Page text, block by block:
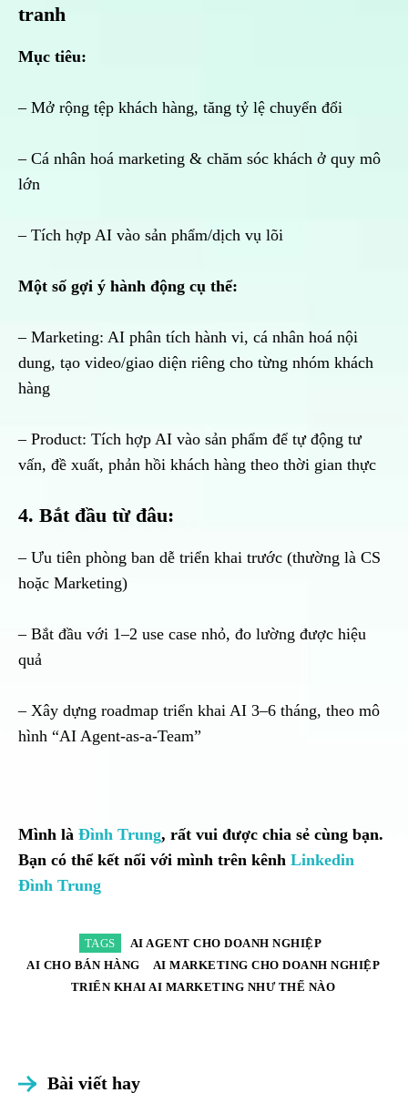
tranh
Mục tiêu:
– Mở rộng tệp khách hàng, tăng tỷ lệ chuyển đổi
– Cá nhân hoá marketing & chăm sóc khách ở quy mô
lớn
– Tích hợp AI vào sản phẩm/dịch vụ lõi
Một số gợi ý hành động cụ thể:
– Marketing: AI phân tích hành vi, cá nhân hoá nội
dung, tạo video/giao diện riêng cho từng nhóm khách
hàng
– Product: Tích hợp AI vào sản phẩm để tự động tư
vấn, đề xuất, phản hồi khách hàng theo thời gian thực
4. Bắt đầu từ đâu:
– Ưu tiên phòng ban dễ triển khai trước (thường là CS
hoặc Marketing)
– Bắt đầu với 1–2 use case nhỏ, đo lường được hiệu
quả
– Xây dựng roadmap triển khai AI 3–6 tháng, theo mô
hình “AI Agent-as-a-Team”
Mình là Đình Trung, rất vui được chia sẻ cùng bạn.
Bạn có thể kết nối với mình trên kênh Linkedin
Đình Trung
TAGS
AI AGENT CHO DOANH NGHIỆP
AI CHO BÁN HÀNG
AI MARKETING CHO DOANH NGHIỆP
TRIỂN KHAI AI MARKETING NHƯ THẾ NÀO
Bài viết hay